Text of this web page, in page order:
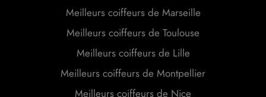
Meilleurs coiffeurs de Marseille
Meilleurs coiffeurs de Toulouse
Meilleurs coiffeurs de Lille
Meilleurs coiffeurs de Montpellier
Meilleurs coiffeurs de Nice